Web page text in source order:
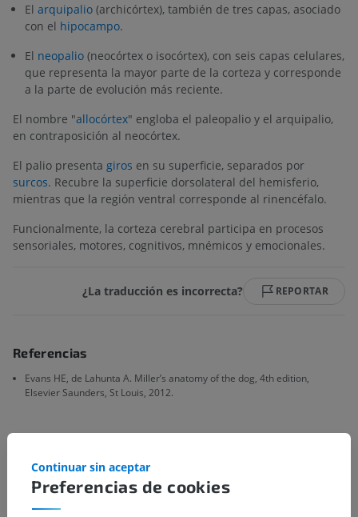
El arquipalio (archicórtex), también de tres capas, asociado
con el hipocampo.
El neopalio (neocórtex o isocórtex), con seis capas celulares,
que representa la mayor parte de la corteza y corresponde
a la parte de evolución más reciente.
El nombre "allocórtex" engloba el paleopalio y el arquipalio,
en contraposición al neocórtex.
El palio presenta giros en su superficie, separados por
surcos. Recubre la superficie dorsolateral del hemisferio,
mientras que la región ventral corresponde al rinencéfalo.
Funcionalmente, la corteza cerebral participa en procesos
sensoriales, motores, cognitivos, mnémicos y emocionales.
¿La traducción es incorrecta? REPORTAR
Referencias
Evans HE, de Lahunta A. Miller’s anatomy of the dog, 4th edition,
Elsevier Saunders, St Louis, 2012.
Preferencias de cookies
Continuar sin aceptar